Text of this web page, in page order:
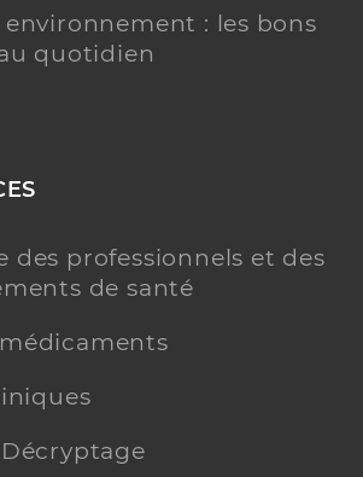
environnement : les bons
quotidien
des professionnels et des
de santé